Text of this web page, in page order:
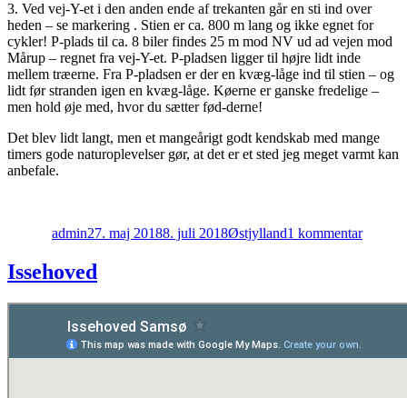
3. Ved vej-Y-et i den anden ende af trekanten går en sti ind over
heden – se markering . Stien er ca. 800 m lang og ikke egnet for
cykler! P-plads til ca. 8 biler findes 25 m mod NV ud ad vejen mod
Mårup – regnet fra vej-Y-et. P-pladsen ligger til højre lidt inde
mellem træerne. Fra P-pladsen er der en kvæg-låge ind til stien – og
lidt før stranden igen en kvæg-låge. Køerne er ganske fredelige –
men hold øje med, hvor du sætter fød-derne!
Det blev lidt langt, men et mangeårigt godt kendskab med mange
timers gode naturoplevelser gør, at det er et sted jeg meget varmt kan
anbefale.
admin27. maj 20188. juli 2018Østjylland1 kommentarHede
Issehoved